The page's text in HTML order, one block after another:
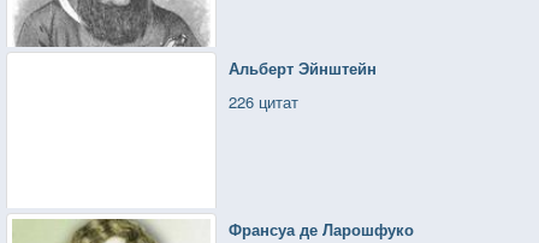
Альберт Эйнштейн
226 цитат
Франсуа де Ларошфуко